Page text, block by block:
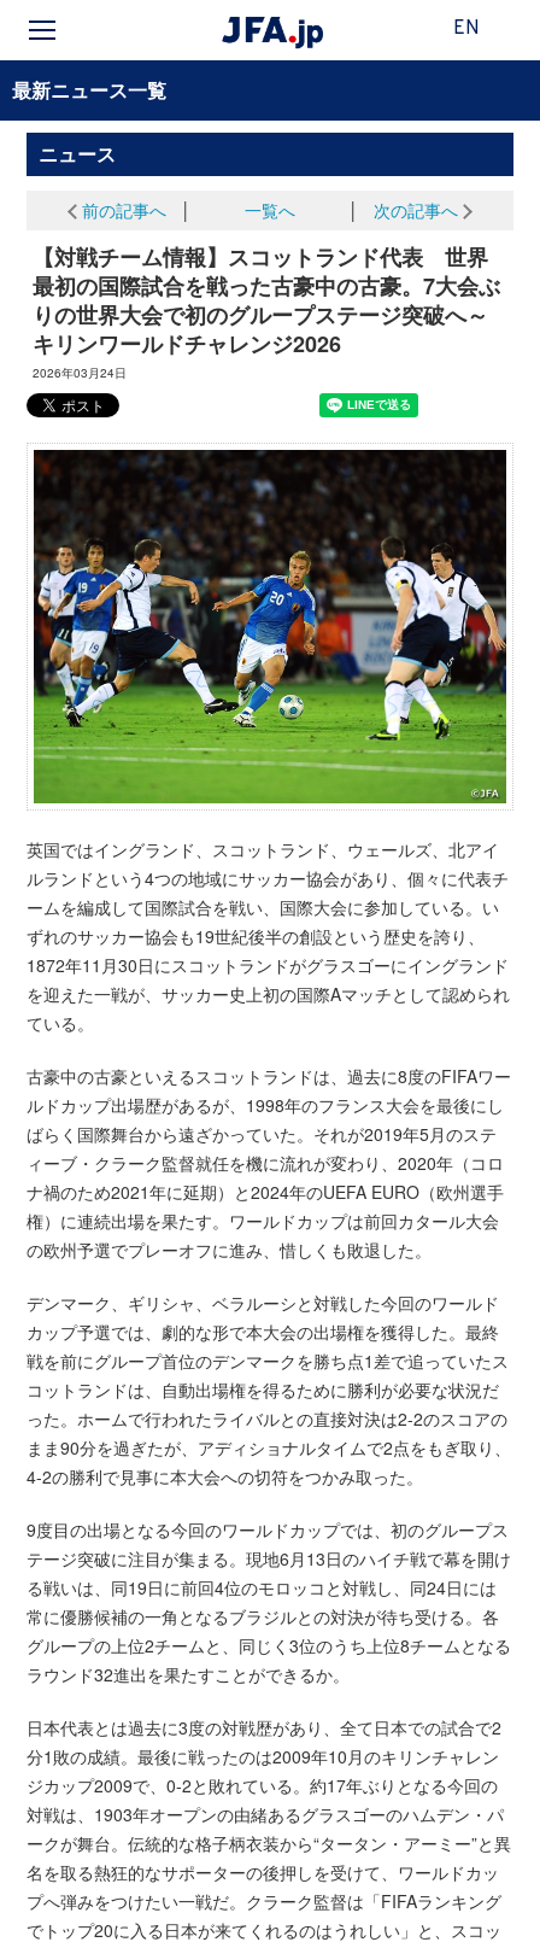
EN
最新ニュース一覧
ニュース
前の記事へ 一覧へ 次の記事へ
【対戦チーム情報】スコットランド代表 世界
最初の国際試合を戦った古豪中の古豪。7大会ぶ
りの世界大会で初のグループステージ突破へ～
キリンワールドチャレンジ2026
2026年03月24日
英国ではイングランド、スコットランド、ウェールズ、北アイ
ルランドという4つの地域にサッカー協会があり、個々に代表チ
ームを編成して国際試合を戦い、国際大会に参加している。い
ずれのサッカー協会も19世紀後半の創設という歴史を誇り、
1872年11月30日にスコットランドがグラスゴーにイングランド
を迎えた一戦が、サッカー史上初の国際Aマッチとして認められ
ている。
古豪中の古豪といえるスコットランドは、過去に8度のFIFAワー
ルドカップ出場歴があるが、1998年のフランス大会を最後にし
ばらく国際舞台から遠ざかっていた。それが2019年5月のステ
ィーブ・クラーク監督就任を機に流れが変わり、2020年（コロ
ナ禍のため2021年に延期）と2024年のUEFA EURO（欧州選手
権）に連続出場を果たす。ワールドカップは前回カタール大会
の欧州予選でプレーオフに進み、惜しくも敗退した。
デンマーク、ギリシャ、ベラルーシと対戦した今回のワールド
カップ予選では、劇的な形で本大会の出場権を獲得した。最終
戦を前にグループ首位のデンマークを勝ち点1差で追っていたス
コットランドは、自動出場権を得るために勝利が必要な状況だ
った。ホームで行われたライバルとの直接対決は2-2のスコアの
まま90分を過ぎたが、アディショナルタイムで2点をもぎ取り、
4-2の勝利で見事に本大会への切符をつかみ取った。
9度目の出場となる今回のワールドカップでは、初のグループス
テージ突破に注目が集まる。現地6月13日のハイチ戦で幕を開け
る戦いは、同19日に前回4位のモロッコと対戦し、同24日には
常に優勝候補の一角となるブラジルとの対決が待ち受ける。各
グループの上位2チームと、同じく3位のうち上位8チームとなる
ラウンド32進出を果たすことができるか。
日本代表とは過去に3度の対戦歴があり、全て日本での試合で2
分1敗の成績。最後に戦ったのは2009年10月のキリンチャレン
ジカップ2009で、0-2と敗れている。約17年ぶりとなる今回の
対戦は、1903年オープンの由緒あるグラスゴーのハムデン・パ
ークが舞台。伝統的な格子柄衣装から“タータン・アーミー”と異
名を取る熱狂的なサポーターの後押しを受けて、ワールドカッ
プへ弾みをつけたい一戦だ。クラーク監督は「FIFAランキング
でトップ20に入る日本が来てくれるのはうれしい」と、スコッ